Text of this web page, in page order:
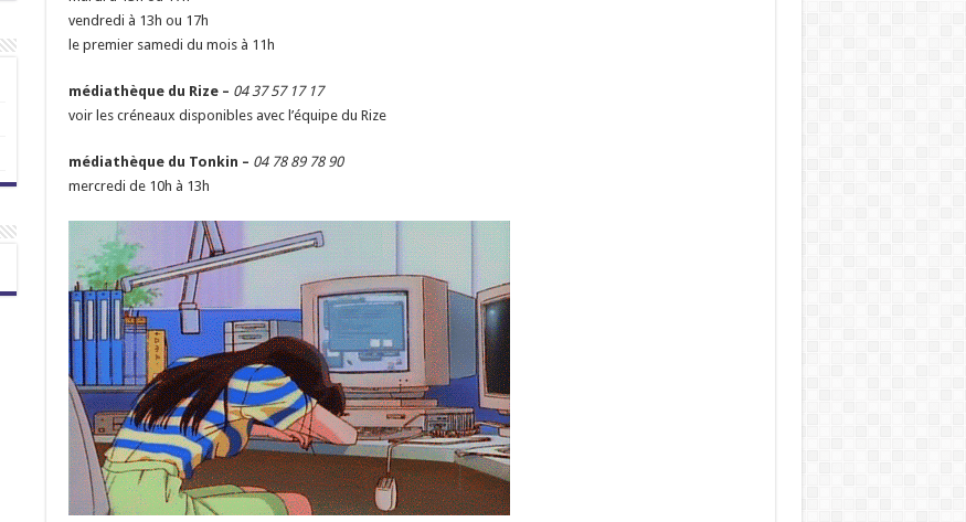
vendredi à 13h ou 17h
le premier samedi du mois à 11h
médiathèque du Rize – 04 37 57 17 17
voir les créneaux disponibles avec l’équipe du Rize
médiathèque du Tonkin – 04 78 89 78 90
mercredi de 10h à 13h